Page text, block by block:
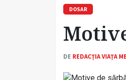
DOSAR
DE REDACȚIA VIAȚA